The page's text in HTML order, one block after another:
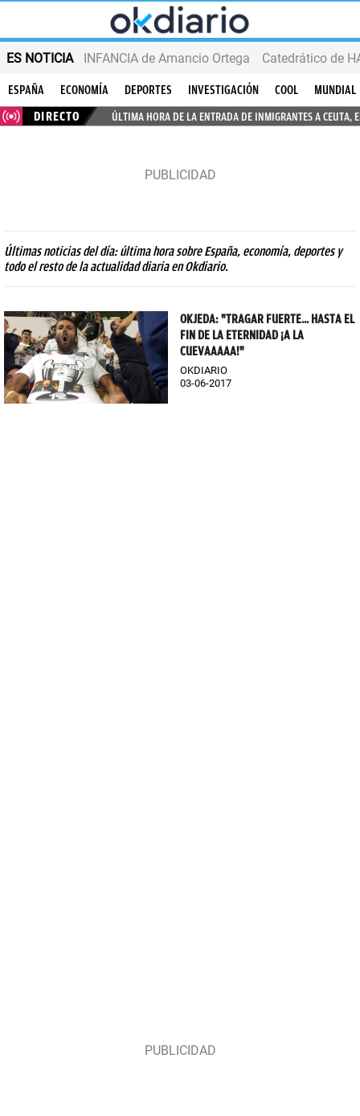
ES NOTICIA INFANCIA de Amancio Ortega
ESPAÑA ECONOMÍA DEPORTES INVESTIGACIÓN COOL
MUNDIAL
DIRECTO
ÚLTIMA HORA DE LA ENTRADA DE INMIGRANTES A CEUTA,
Últimas noticias del día: última hora sobre España, economía, deportes y
todo el resto de la actualidad diaria en Okdiario.
OKJEDA: "TRAGAR FUERTE... HASTA EL
FIN DE LA ETERNIDAD ¡A LA
CUEVAAAAA!"
OKDIARIO
03-06-2017